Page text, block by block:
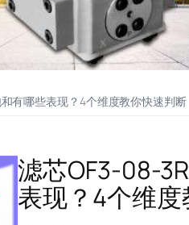
有哪些表现？4个维度教你快速判断
滤芯OF3-08-
表现？4个维